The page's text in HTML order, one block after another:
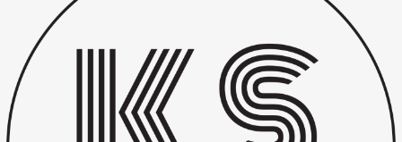
Elektrikli Aksamlar
Elektrikli Süpürge
Fan